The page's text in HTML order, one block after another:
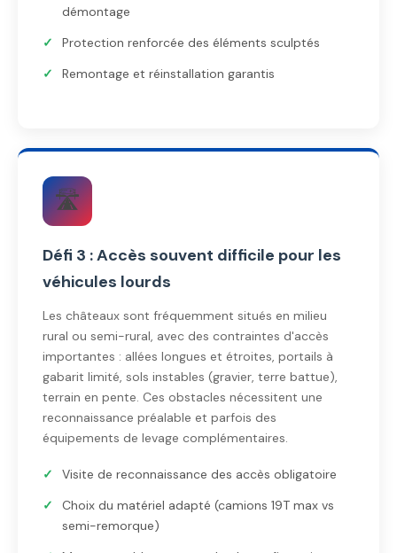
démontage
Protection renforcée des éléments sculptés
Remontage et réinstallation garantis
🛣️
Défi 3 : Accès souvent difficile pour les
véhicules lourds
Les châteaux sont fréquemment situés en milieu
rural ou semi-rural, avec des contraintes d'accès
importantes : allées longues et étroites, portails à
gabarit limité, sols instables (gravier, terre battue),
terrain en pente. Ces obstacles nécessitent une
reconnaissance préalable et parfois des
équipements de levage complémentaires.
Visite de reconnaissance des accès obligatoire
Choix du matériel adapté (camions 19T max vs
semi-remorque)